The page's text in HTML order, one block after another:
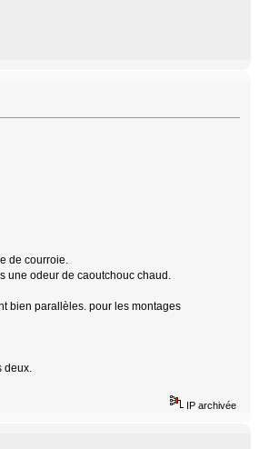
de courroie.
une odeur de caoutchouc chaud.
bien parallèles. pour les montages
deux.
IP archivée